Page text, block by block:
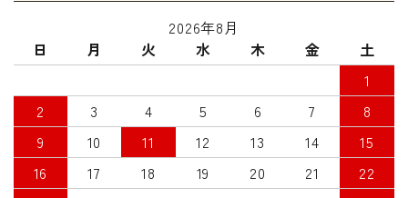
2026年8月
日
月 火 水 木 金
土
1
2
3 4 5 6 7
8
9
10 11 12 13 14
15
16
17 18 19 20 21
22